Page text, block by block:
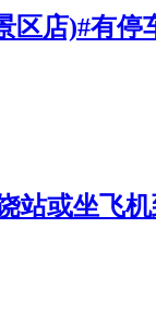
区店)#有停
站或坐飞